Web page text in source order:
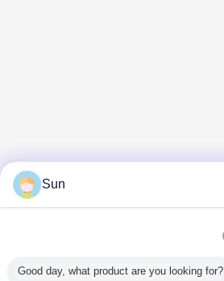
Sun
Good day, what product are you looking for?